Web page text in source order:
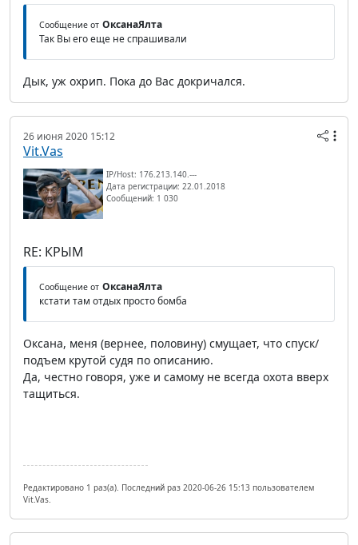
Сообщение от ОксанаЯлта
Так Вы его еще не спрашивали
Дык, уж охрип. Пока до Вас докричался.
26 июня 2020 15:12
Vit.Vas
IP/Host: 176.213.140.---
Дата регистрации: 22.01.2018
Сообщений: 1 030
RE: КРЫМ
Сообщение от ОксанаЯлта
кстати там отдых просто бомба
Оксана, меня (вернее, половину) смущает, что спуск/
подъем крутой судя по описанию.
Да, честно говоря, уже и самому не всегда охота вверх
тащиться.
Редактировано 1 раз(а). Последний раз 2020-06-26 15:13 пользователем
Vit.Vas.